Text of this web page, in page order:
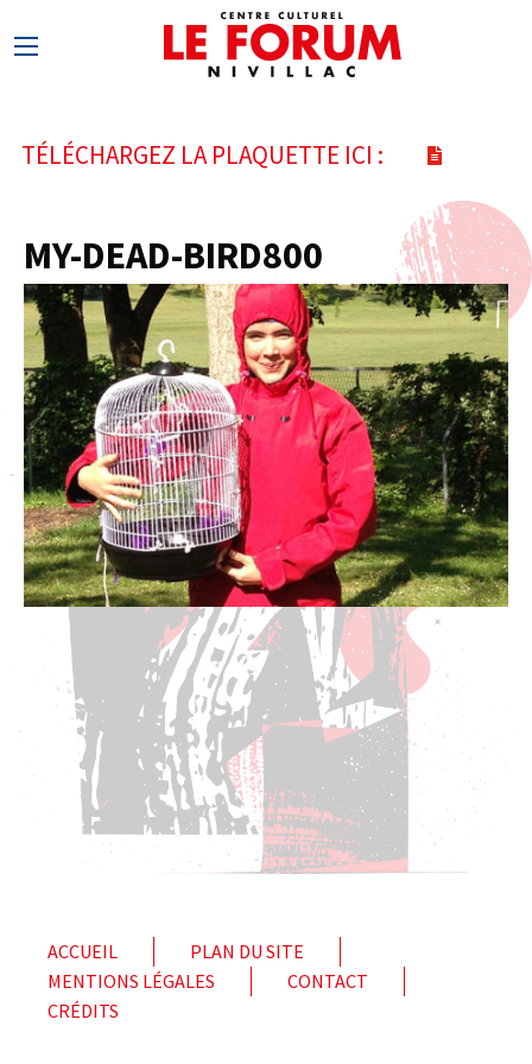
TÉLÉCHARGEZ LA PLAQUETTE ICI :
MY-DEAD-BIRD800
ACCUEIL
PLAN DU SITE
MENTIONS LÉGALES
CONTACT
CRÉDITS